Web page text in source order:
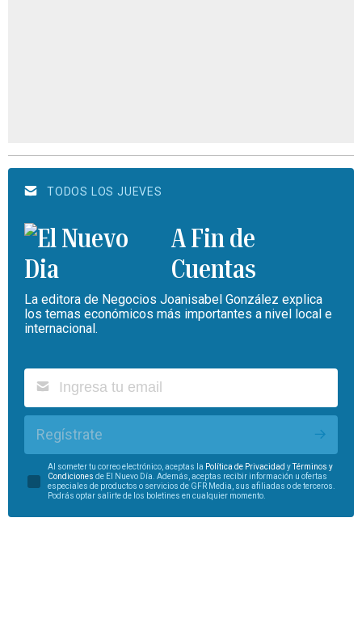
TODOS LOS JUEVES
A Fin de
Cuentas
La editora de Negocios Joanisabel González explica
los temas económicos más importantes a nivel local e
internacional.
Regístrate
Al someter tu correo electrónico, aceptas la Política de Privacidad yTérminos y
Condiciones de El Nuevo Día. Además, aceptas recibir información u ofertas
especiales de productos o servicios de GFR Media, sus afiliadas o de terceros.
Podrás optar salirte de los boletines en cualquier momento.